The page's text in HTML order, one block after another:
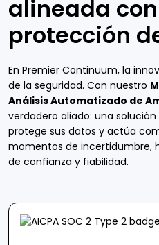
alineada
protección
En Premier Continuum, la
de la seguridad. Con nuestro
Análisis Automatizado de
verdadero aliado: una
protege sus datos y actúa
momentos de incertidumbre,
de confianza y fiabilidad.